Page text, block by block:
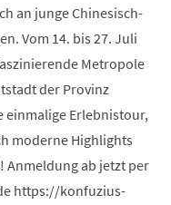
an junge Chinesisch-
Vom 14. bis 27. Juli
Metropole
der Provinz
einmalige Erlebnistour,
moderne Highlights
ab jetzt per
https://konfuzius-